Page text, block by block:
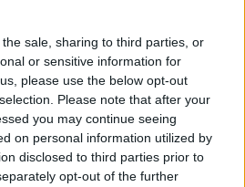
sale, sharing to third parties, or
or sensitive information for
please use the below opt-out
Please note that after your
you may continue seeing
on personal information utilized by
disclosed to third parties prior to
opt-out of the further
ότι «αν δεν το υποστηρίζατε
Κατά Πλάκας: «Ο
γειτονιάς είναι
άνθρωπός σου»